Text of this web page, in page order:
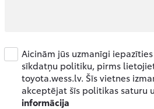
Aicinām jūs uzmanīgi
sīkdatņu politiku, pirms
toyota.wess.lv. Šīs vietnes
akceptējat šīs politikas saturu
informācija